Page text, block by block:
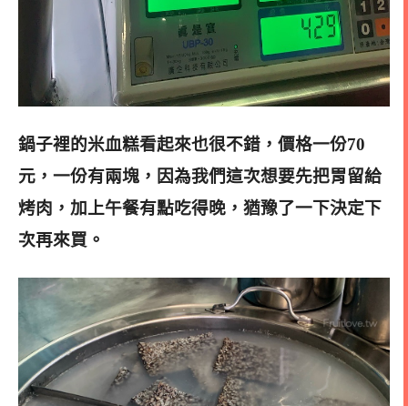
鍋子裡的米血糕看起來也很不錯，價格一份70
元，一份有兩塊，因為我們這次想要先把胃留給
烤肉，加上午餐有點吃得晚，猶豫了一下決定下
次再來買。